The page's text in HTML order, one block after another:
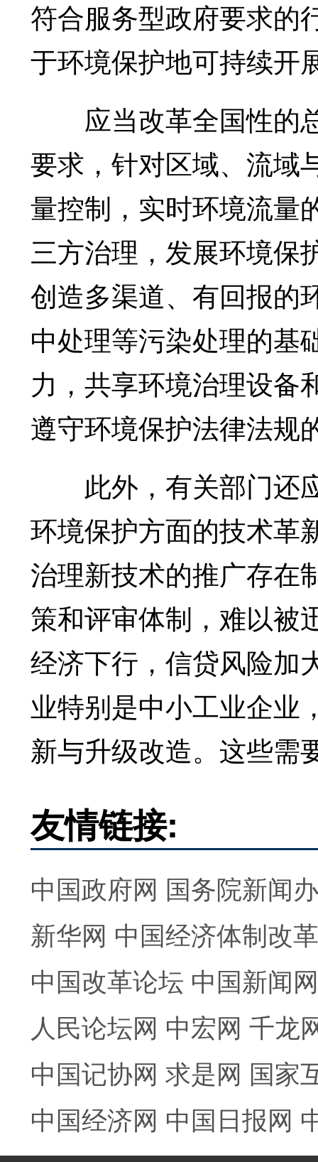
符合服务型政府要求的
于环境保护地可持续开
应当改革全国性的
要求，针对区域、流域
量控制，实时环境流量
三方治理，发展环境保
创造多渠道、有回报的
中处理等污染处理的基
力，共享环境治理设备
遵守环境保护法律法规
此外，有关部门还
环境保护方面的技术革
治理新技术的推广存在
策和评审体制，难以被
经济下行，信贷风险加
业特别是中小工业企业
新与升级改造。这些需
友情链接:
中国政府网 国务院新闻
新华网 中国经济体制改
中国改革论坛 中国新闻网
人民论坛网 中宏网 千龙
中国记协网 求是网 国家
中国经济网 中国日报网